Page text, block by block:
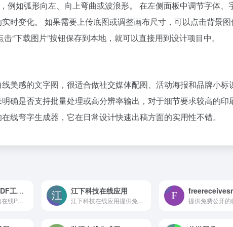
例如弧形向左、向上弯曲或波浪形。 在左侧面板中调节字体、
时变化。 如果需要上传底图或调整画布尺寸，可以点击背景
“下载图片”按钮保存到本地，就可以直接用到设计项目中。
美感的文字图，很适合做社交媒体配图、活动海报和品牌小标
确是否支持批量处理或高分辨率输出，对于细节要求较高的印
线弯字生成器，它在日常设计快速出稿方面的实用性不错。
不上传文件的PDF工具箱，免注册永远免费
一款纯本地运行的在线PDF工具箱，所有文件在浏览器内处理不上传，支持发票批量打印、合并拆分、密码保护、图片互转、水印压缩等功能，免注册永久免费，适合隐私敏感场景下的文档快处理。
江下科技在线应用